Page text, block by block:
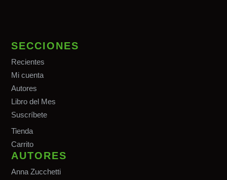
SECCIONES
Recientes
Mi cuenta
Autores
Libro del Mes
Suscríbete
Tienda
Carrito
AUTORES
Anna Zucchetti